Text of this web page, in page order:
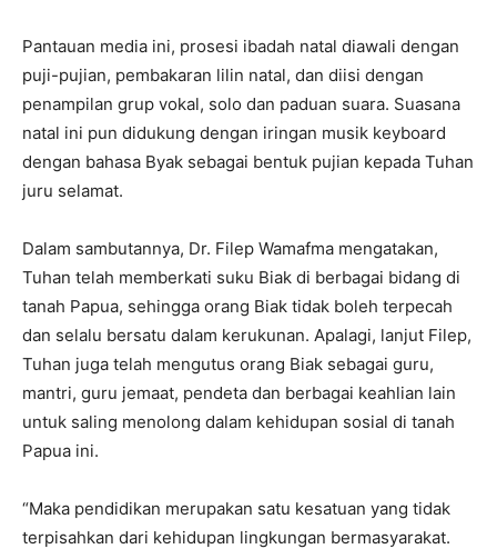
Pantauan media ini, prosesi ibadah natal diawali dengan
puji-pujian, pembakaran lilin natal, dan diisi dengan
penampilan grup vokal, solo dan paduan suara. Suasana
natal ini pun didukung dengan iringan musik keyboard
dengan bahasa Byak sebagai bentuk pujian kepada Tuhan
juru selamat.
Dalam sambutannya, Dr. Filep Wamafma mengatakan,
Tuhan telah memberkati suku Biak di berbagai bidang di
tanah Papua, sehingga orang Biak tidak boleh terpecah
dan selalu bersatu dalam kerukunan. Apalagi, lanjut Filep,
Tuhan juga telah mengutus orang Biak sebagai guru,
mantri, guru jemaat, pendeta dan berbagai keahlian lain
untuk saling menolong dalam kehidupan sosial di tanah
Papua ini.
“Maka pendidikan merupakan satu kesatuan yang tidak
terpisahkan dari kehidupan lingkungan bermasyarakat.